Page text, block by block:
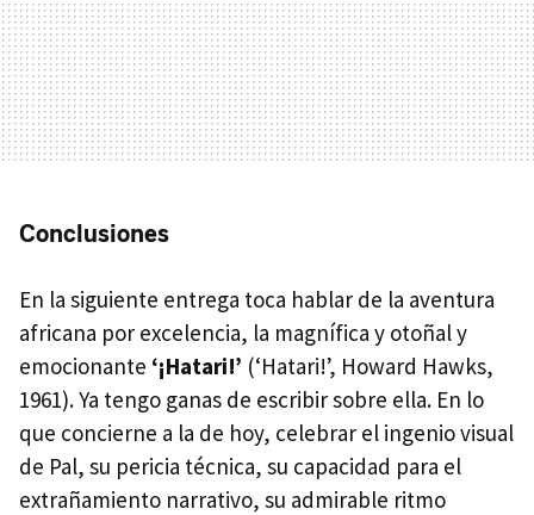
Conclusiones
En la siguiente entrega toca hablar de la aventura
africana por excelencia, la magnífica y otoñal y
emocionante ‘¡Hatari!’ (‘Hatari!’, Howard Hawks,
1961). Ya tengo ganas de escribir sobre ella. En lo
que concierne a la de hoy, celebrar el ingenio visual
de Pal, su pericia técnica, su capacidad para el
extrañamiento narrativo, su admirable ritmo